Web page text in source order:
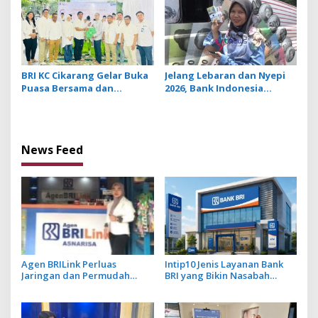
BRI KC Cikarang Gelar Buka
Puasa Bersama dan
Jelang Lebaran dan Nyepi
2026, Bank Indonesia
News Feed
Agen BRILink Perluas
Jaringan dan Permudah
Intip10 Jenis Layanan Bank
BRI yang Bikin Nasabah